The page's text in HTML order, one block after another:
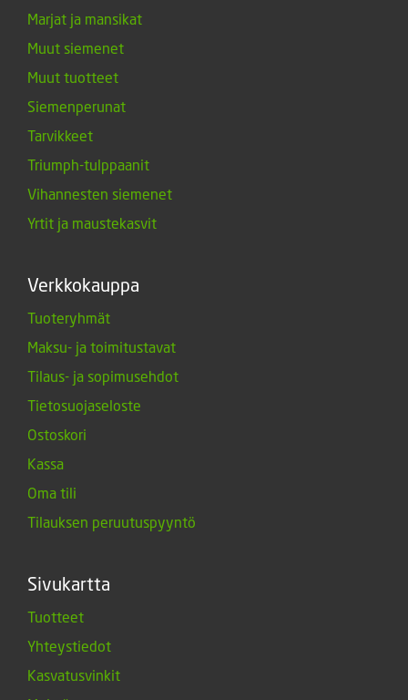
Marjat ja mansikat
Muut siemenet
Muut tuotteet
Siemenperunat
Tarvikkeet
Triumph-tulppaanit
Vihannesten siemenet
Yrtit ja maustekasvit
Verkkokauppa
Tuoteryhmät
Maksu- ja toimitustavat
Tilaus- ja sopimusehdot
Tietosuojaseloste
Ostoskori
Kassa
Oma tili
Tilauksen peruutuspyyntö
Sivukartta
Tuotteet
Yhteystiedot
Kasvatusvinkit